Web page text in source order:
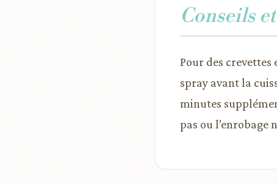
Conseils
Pour des crevettes
spray avant la
minutes
pas ou l’enrobage